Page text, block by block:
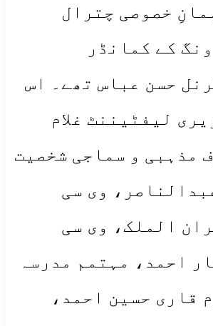
خصوصی چترال
سکاؤٹس 143 ونگ کے کمانڈر
حسن عباس تھے۔ اس
لیفٹیننٹ غلام
مذہبی و سماجی شخصیت
وی سی
الملک، وی سی
احمد، مہتمم مدرسہ
قاری حسین احمد،